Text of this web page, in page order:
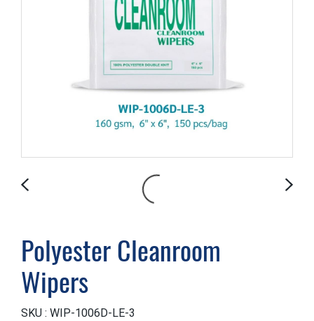
Polyester Cleanroom
Wipers
SKU : WIP-1006D-LE-3